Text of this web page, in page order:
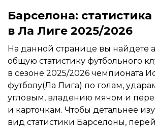
Барселона:
в Ла Лиге 2025/2026
На данной странице вы найдете
общую статистику футбольного
в сезоне 2025/2026 чемпионата
футболу(Ла Лига) по голам,
угловым, владению мячом и
и карточкам. Чтобы детальнее
вид статистики Барселоны,